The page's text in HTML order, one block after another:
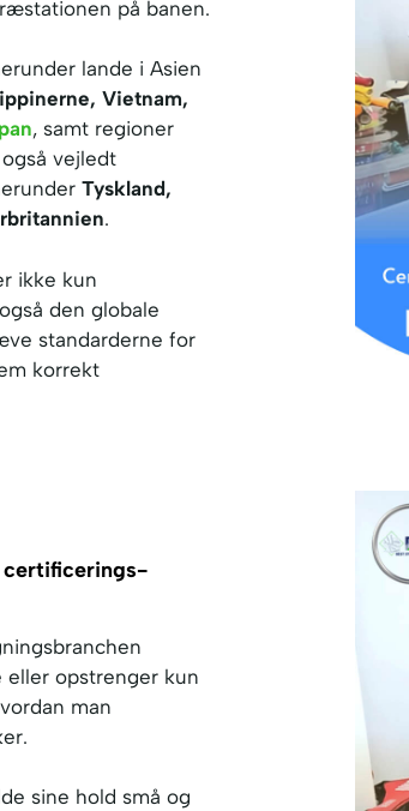
på banen.
lande i Asien
Vietnam,
, samt regioner
vejledt
Tyskland,
.
ikke kun
den globale
standarderne for
korrekt
certificerings-
opstrenger kun
man
sine hold små og